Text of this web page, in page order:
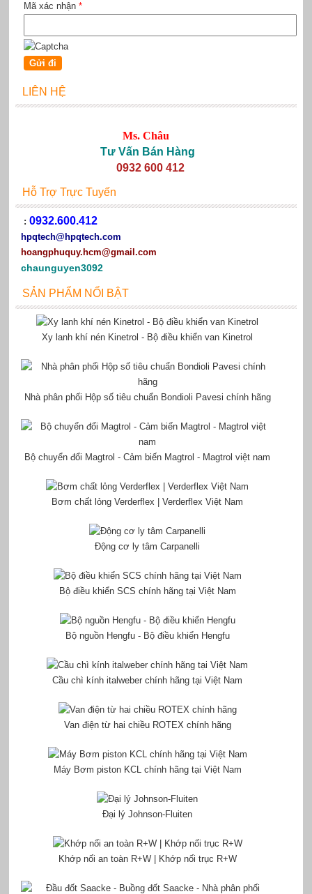
Mã xác nhận *
LIÊN HỆ
Ms. Châu
Tư Vấn Bán Hàng
0932 600 412
Hỗ Trợ Trực Tuyến
: 0932.600.412
hpqtech@hpqtech.com
hoangphuquy.hcm@gmail.com
chaunguyen3092
SẢN PHẨM NỔI BẬT
Xy lanh khí nén Kinetrol - Bộ điều khiển van Kinetrol
Nhà phân phối Hộp số tiêu chuẩn Bondioli Pavesi chính hãng
Bộ chuyển đổi Magtrol - Cảm biến Magtrol - Magtrol việt nam
Bơm chất lỏng Verderflex | Verderflex Việt Nam
Động cơ ly tâm Carpanelli
Bộ điều khiển SCS chính hãng tại Việt Nam
Bộ nguồn Hengfu - Bộ điều khiển Hengfu
Cầu chì kính italweber chính hãng tại Việt Nam
Van điện từ hai chiều ROTEX chính hãng
Máy Bơm piston KCL chính hãng tại Việt Nam
Đại lý Johnson-Fluiten
Khớp nối an toàn R+W | Khớp nối trục R+W